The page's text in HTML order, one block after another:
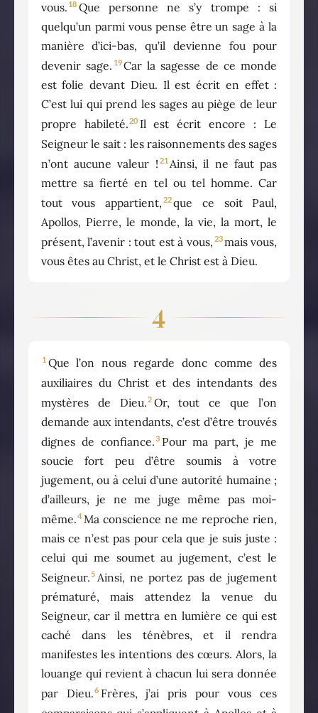
vous. 18 Que personne ne s’y trompe : si
quelqu’un parmi vous pense être un sage à la
manière d’ici-bas, qu’il devienne fou pour
devenir sage. 19Car la sagesse de ce monde
est folie devant Dieu. Il est écrit en effet :
C’est lui qui prend les sages au piège de leur
propre habileté.20 Il est écrit encore : Le
Seigneur le sait : les raisonnements des sages
n’ont aucune valeur ! 21 Ainsi, il ne faut pas
mettre sa fierté en tel ou tel homme. Car
tout vous appartient, 22que ce soit Paul,
Apollos, Pierre, le monde, la vie, la mort, le
présent, l’avenir : tout est à vous, 23mais vous,
vous êtes au Christ, et le Christ est à Dieu.
4
1 Que l’on nous regarde donc comme des
auxiliaires du Christ et des intendants des
mystères de Dieu.2 Or, tout ce que l’on
demande aux intendants, c’est d’être trouvés
dignes de confiance.3 Pour ma part, je me
soucie fort peu d’être soumis à votre
jugement, ou à celui d’une autorité humaine ;
d’ailleurs, je ne me juge même pas moi-
même.4 Ma conscience ne me reproche rien,
mais ce n’est pas pour cela que je suis juste :
celui qui me soumet au jugement, c’est le
Seigneur.5 Ainsi, ne portez pas de jugement
prématuré, mais attendez la venue du
Seigneur, car il mettra en lumière ce qui est
caché dans les ténèbres, et il rendra
manifestes les intentions des cœurs. Alors, la
louange qui revient à chacun lui sera donnée
par Dieu.6 Frères, j’ai pris pour vous ces